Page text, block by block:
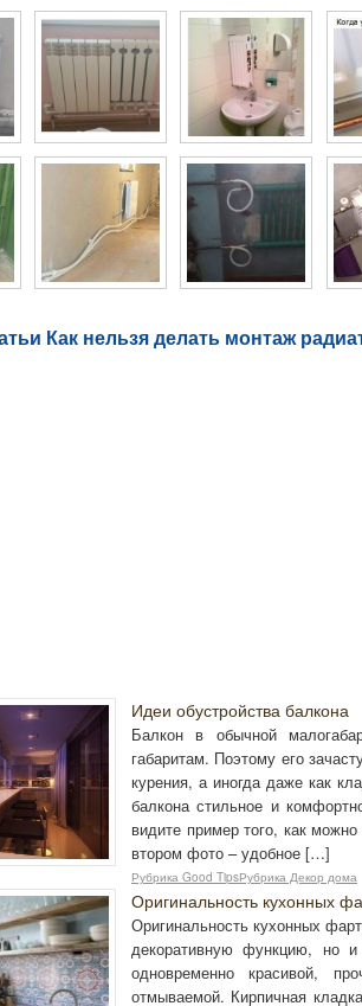
Как нельзя делать монтаж
Идеи обустройства балкона
Балкон в обычной
габаритам. Поэтому его
курения, а иногда даже как
балкона стильное и
видите пример того, как
втором фото – удобное […]
Рубрика Good TipsРубрика Декор дома
Оригинальность кухонных
Оригинальность кухонных
декоративную функцию, но
одновременно красивой,
отмываемой. Кирпичная